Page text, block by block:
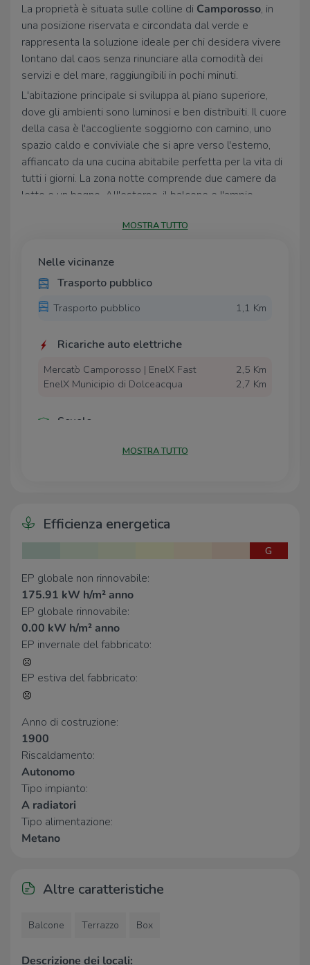
La proprietà è situata sulle colline di Camporosso, in
una posizione riservata e circondata dal verde e
rappresenta la soluzione ideale per chi desidera vivere
lontano dal caos senza rinunciare alla comodità dei
servizi e del mare, raggiungibili in pochi minuti.
L'abitazione principale si sviluppa al piano superiore,
dove gli ambienti sono luminosi e ben distribuiti. Il cuore
della casa è l'accogliente soggiorno con camino, uno
spazio caldo e conviviale che si apre verso l'esterno,
affiancato da una cucina abitabile perfetta per la vita di
tutti i giorni. La zona notte comprende due camere da
letto e un bagno. All'esterno, il balcone e l'ampio
colline circostanti, offrendo lo spazio ideale per pranzi
ogni stagione. Al piano inferiore si trovano un ampio
magazzino e diversi locali accessori, spazi versatili che
proprie esigenze. Completano la proprietà un garage,
terreno di circa 1500 mq.
MOSTRA TUTTO
Nelle vicinanze
Trasporto pubblico
Trasporto pubblico 1,1 Km
Ricariche auto elettriche
Mercatò Camporosso | EnelX Fast
2,5 Km
EnelX Municipio di Dolceacqua
2,7 Km
Scuole
Supermercati
Lidl
Mercatò Local
Mercato
Bar Doria
Ristoranti
L'osteria di Caterina
La Rampa
MOSTRA TUTTO
Efficienza energetica
G
EP globale non rinnovabile:
175.91 kW h/m² anno
EP globale rinnovabile:
0.00 kW h/m² anno
EP invernale del fabbricato:
EP estiva del fabbricato:
Anno di costruzione:
1900
Riscaldamento:
Autonomo
Tipo impianto:
A radiatori
Tipo alimentazione:
Metano
Altre caratteristiche
Balcone Terrazzo Box
Descrizione dei locali: